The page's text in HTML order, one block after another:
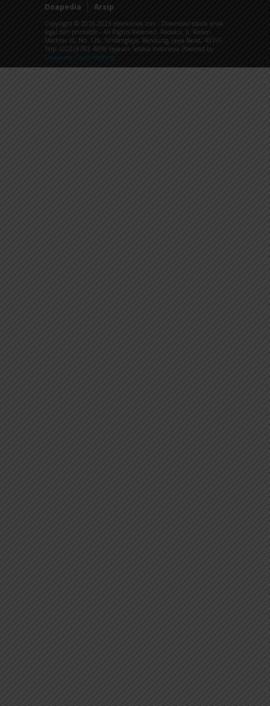
Doapedia
Arsip
Copyright © 2016-2023 ebookanak.com - Download ebook anak
legal dan printable - All Rights Reserved. Redaksi: Jl. Raden
Mochtar III, No. 126, Sindanglaya, Bandung, Jawa Barat, 40195
Telp: (022) 8782 4898 Yayasan Sebaca Indonesia Powered by
Dewaweb Cloud Hosting